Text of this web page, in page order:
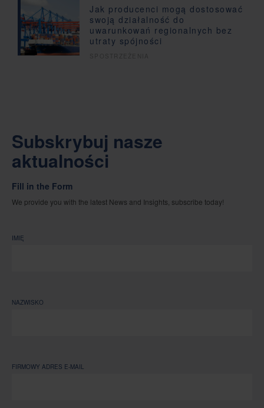
Jak producenci mogą dostosować
swoją działalność do
uwarunkowań regionalnych bez
utraty spójności
Subskrybuj nasze
aktualności
Fill in the Form
We provide you with the latest News and Insights, subscribe today!
IMIĘ
NAZWISKO
FIRMOWY ADRES E-MAIL